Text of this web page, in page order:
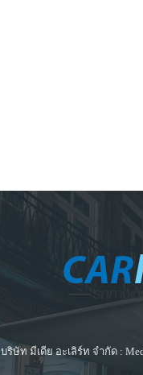
บริษัท มีเดีย อะเลิร์ท จำกัด :